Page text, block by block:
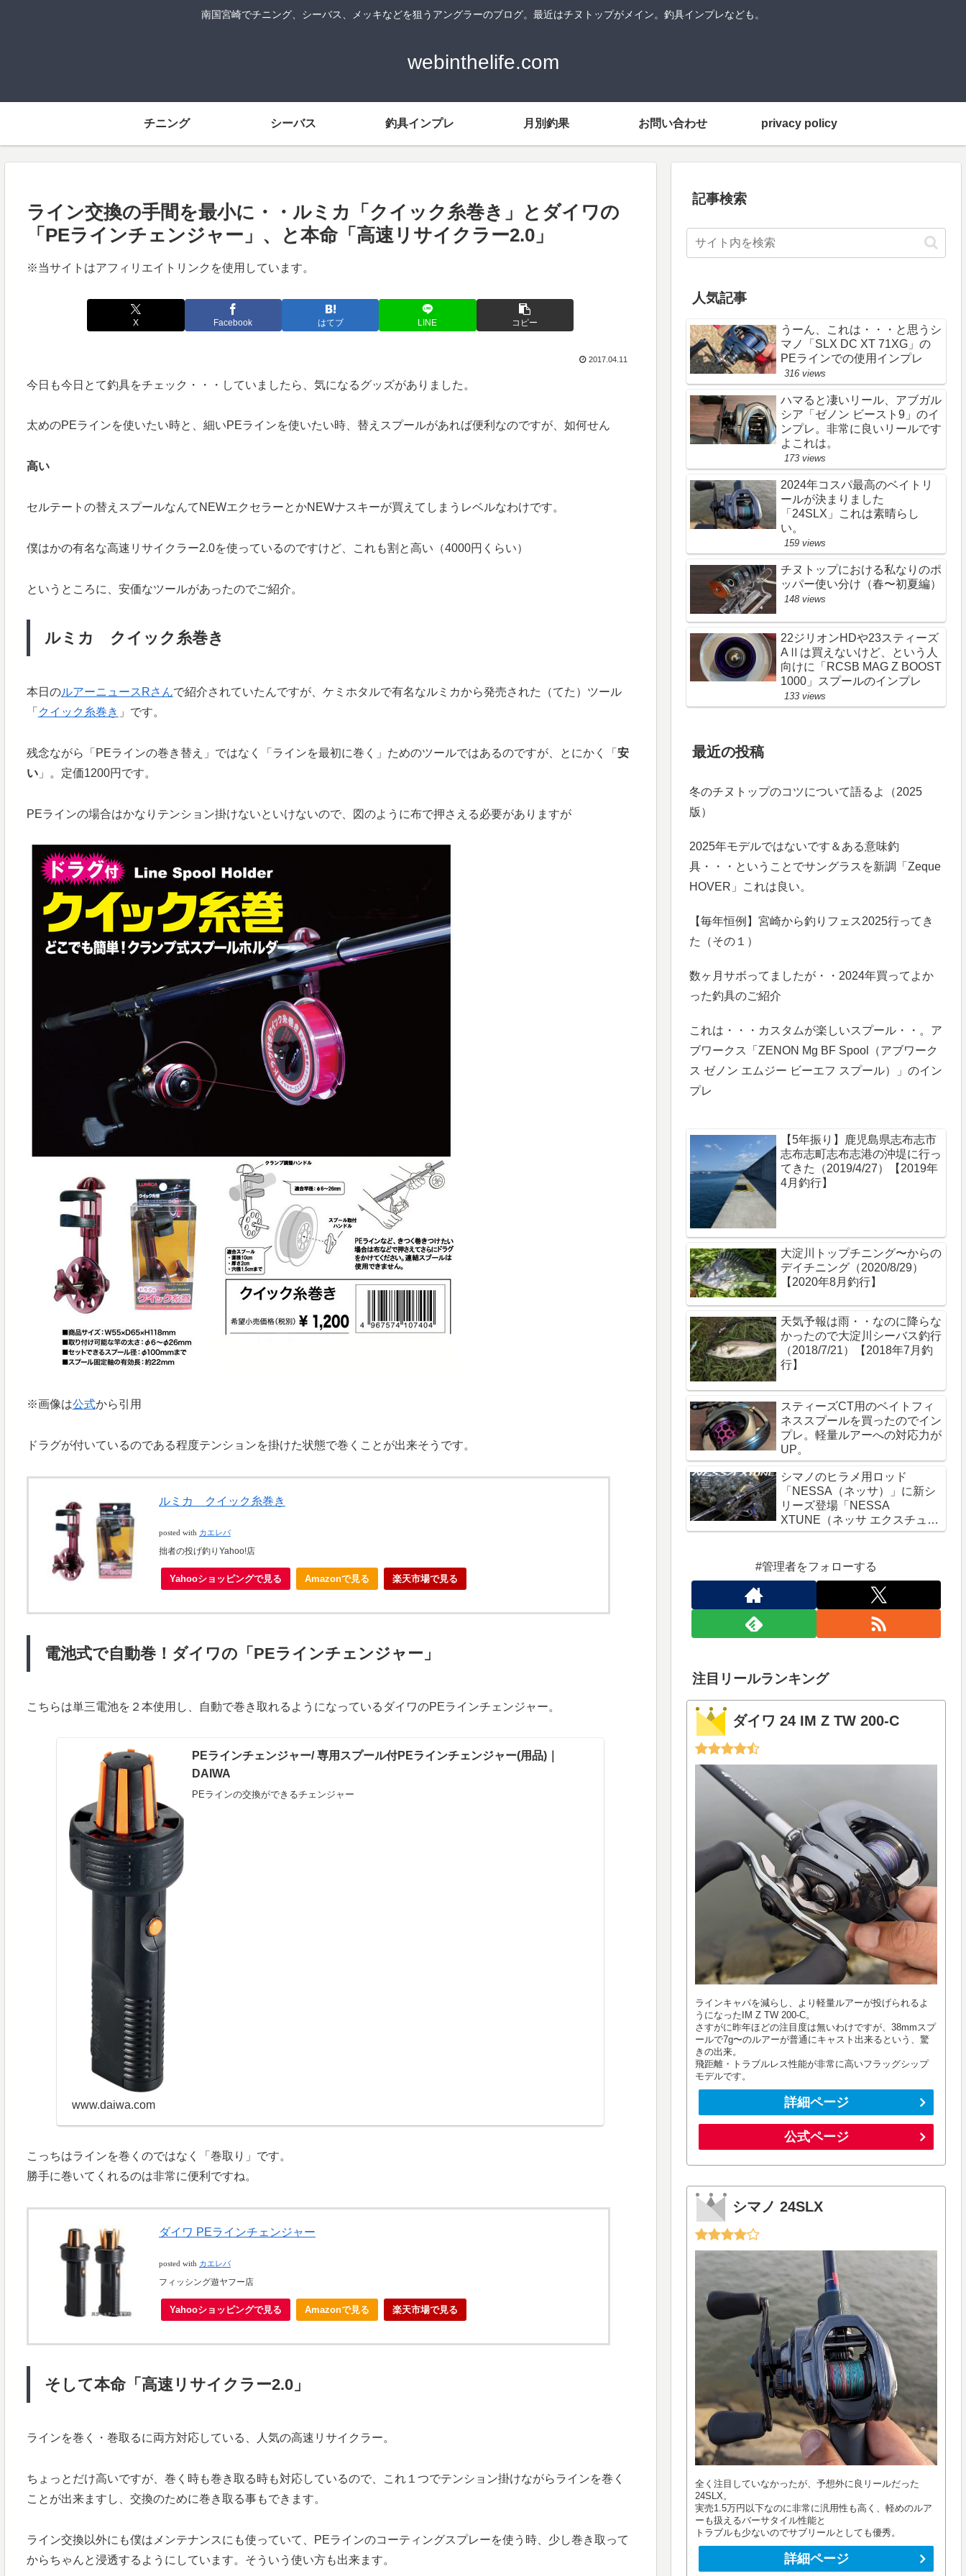
南国宮崎でチニング、シーバス、メッキなどを狙うアングラーのブログ。最近はチヌトップがメイン。釣具インプレなども。
webinthelife.com
チニング シーバス 釣具インプレ 月別釣果 お問い合わせ privacy policy
ライン交換の手間を最小に・・ルミカ「クイック糸巻き」とダイワの
「PEラインチェンジャー」、と本命「高速リサイクラー2.0」
※当サイトはアフィリエイトリンクを使用しています。
X Facebook はてブ LINE コピー
2017.04.11
今日も今日とて釣具をチェック・・・していましたら、気になるグッズがありました。
太めのPEラインを使いたい時と、細いPEラインを使いたい時、替えスプールがあれば便利なのですが、如何せん
高い
セルテートの替えスプールなんてNEWエクセラーとかNEWナスキーが買えてしまうレベルなわけです。
僕はかの有名な高速リサイクラー2.0を使っているのですけど、これも割と高い（4000円くらい）
というところに、安価なツールがあったのでご紹介。
ルミカ クイック糸巻き
本日のルアーニュースRさんで紹介されていたんですが、ケミホタルで有名なルミカから発売された（てた）ツール
「 クイック糸巻き 」です。
残念ながら「PEラインの巻き替え」ではなく「ラインを最初に巻く」ためのツールではあるのですが、とにかく「 安
い」。定価1200円です。
PEラインの場合はかなりテンション掛けないといけないので、図のように布で押さえる必要がありますが
※画像は公式から引用
ドラグが付いているのである程度テンションを掛けた状態で巻くことが出来そうです。
ルミカ クイック糸巻き
posted with カエレバ
拙者の投げ釣りYahoo!店
Yahooショッピングで見る Amazonで見る 楽天市場で見る
電池式で自動巻！ダイワの「PEラインチェンジャー」
こちらは単三電池を２本使用し、自動で巻き取れるようになっているダイワのPEラインチェンジャー。
PEラインチェンジャー/ 専用スプール付PEラインチェンジャー(用品)｜
DAIWA
PEラインの交換ができるチェンジャー
www.daiwa.com
こっちはラインを巻くのではなく「巻取り」です。
勝手に巻いてくれるのは非常に便利ですね。
ダイワ PEラインチェンジャー
posted with カエレバ
フィッシング遊ヤフー店
Yahooショッピングで見る Amazonで見る 楽天市場で見る
そして本命「高速リサイクラー2.0」
ラインを巻く・巻取るに両方対応している、人気の高速リサイクラー。
ちょっとだけ高いですが、巻く時も巻き取る時も対応しているので、これ１つでテンション掛けながらラインを巻く
ことが出来ますし、交換のために巻き取る事もできます。
ライン交換以外にも僕はメンテナンスにも使っていて、PEラインのコーティングスプレーを使う時、少し巻き取って
からちゃんと浸透するようにしています。そういう使い方も出来ます。
記事検索
人気記事
うーん、これは・・・と思うシ
マノ「SLX DC XT 71XG」の
PEラインでの使用インプレ
316 views
ハマると凄いリール、アブガル
シア「ゼノン ビースト9」のイ
ンプレ。非常に良いリールです
よこれは。
173 views
2024年コスパ最高のベイトリ
ールが決まりました
「24SLX」これは素晴らし
い。
159 views
チヌトップにおける私なりのポ
ッパー使い分け（春〜初夏編）
148 views
22ジリオンHDや23スティーズ
AⅡは買えないけど、という人
向けに「RCSB MAG Z BOOST
1000」スプールのインプレ
133 views
最近の投稿
冬のチヌトップのコツについて語るよ（2025
版）
2025年モデルではないです＆ある意味釣
具・・・ということでサングラスを新調「Zeque
HOVER」これは良い。
【毎年恒例】宮崎から釣りフェス2025行ってき
た（その１）
数ヶ月サボってましたが・・2024年買ってよか
った釣具のご紹介
これは・・・カスタムが楽しいスプール・・。ア
ブワークス「ZENON Mg BF Spool（アブワーク
ス ゼノン エムジー ビーエフ スプール）」のイン
プレ
【5年振り】鹿児島県志布志市
志布志町志布志港の沖堤に行っ
てきた（2019/4/27）【2019年
4月釣行】
大淀川トップチニング〜からの
デイチニング（2020/8/29）
【2020年8月釣行】
天気予報は雨・・なのに降らな
かったので大淀川シーバス釣行
（2018/7/21）【2018年7月釣
行】
スティーズCT用のベイトフィ
ネススプールを買ったのでイン
プレ。軽量ルアーへの対応力が
UP。
シマノのヒラメ用ロッド
「NESSA（ネッサ）」に新シ
リーズ登場「NESSA
XTUNE（ネッサ エクスチュー
ン）」
#管理者をフォローする
注目リールランキング
ダイワ 24 IM Z TW 200-C
ラインキャパを減らし、より軽量ルアーが投げられるよ
うになったIM Z TW 200-C。
さすがに昨年ほどの注目度は無いわけですが、38mmスプ
ールで7g〜のルアーが普通にキャスト出来るという、驚
きの出来。
飛距離・トラブルレス性能が非常に高いフラッグシップ
モデルです。
詳細ページ
公式ページ
シマノ 24SLX
全く注目していなかったが、予想外に良リールだった
24SLX。
実売1.5万円以下なのに非常に汎用性も高く、軽めのルア
ーも扱えるバーサタイル性能と
トラブルも少ないのでサブリールとしても優秀。
詳細ページ